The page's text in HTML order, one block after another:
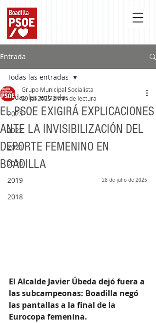
Entrada
Todas las entradas
2023
2022
2021
2020
2019
2018
Todas las entradas
EL PSOE EXIGIRÁ EXPLICACIONES
ANTE LA INVISIBILIZACIÓN DEL
DEPORTE FEMENINO EN
BOADILLA
Grupo Municipal Socialista
29 jul 20252 min de lectura
28 de julio de 2025
El Alcalde Javier Úbeda dejó fuera a
las subcampeonas: Boadilla negó
las pantallas a la final de la
Eurocopa femenina.